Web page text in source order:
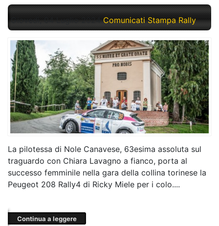
Giovedì, 04 Luglio 2024 Comunicati Stampa Rally
La pilotessa di Nole Canavese, 63esima assoluta sul
traguardo con Chiara Lavagno a fianco, porta al
successo femminile nella gara della collina torinese la
Peugeot 208 Rally4 di Ricky Miele per i colo....
Continua a leggere